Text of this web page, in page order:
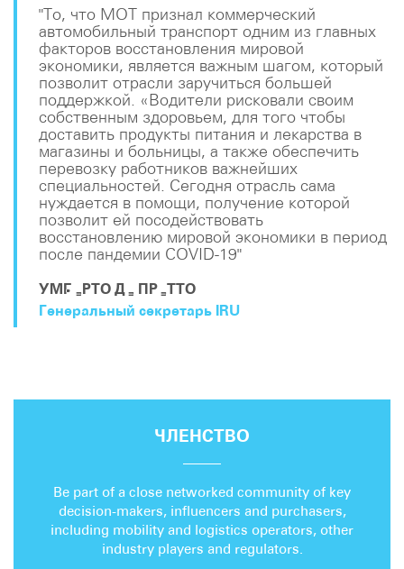
"То, что МОТ признал коммерческий
автомобильный транспорт одним из главных
факторов восстановления мировой
экономики, является важным шагом, который
позволит отрасли заручиться большей
поддержкой. «Водители рисковали своим
собственным здоровьем, для того чтобы
доставить продукты питания и лекарства в
магазины и больницы, а также обеспечить
перевозку работников важнейших
специальностей. Сегодня отрасль сама
нуждается в помощи, получение которой
позволит ей посодействовать
восстановлению мировой экономики в период
после пандемии COVID-19"
УМБЕРТО ДЕ ПРЕТТО
Генеральный секретарь IRU
ЧЛЕНСТВО
Be part of a close networked community of key
decision-makers, influencers and purchasers,
including mobility and logistics operators, other
industry players and regulators.